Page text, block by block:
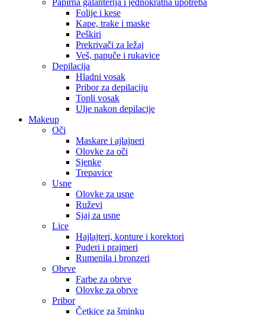
Papirna galanterija i jednokratna upotreba
Folije i kese
Kape, trake i maske
Peškiri
Prekrivači za ležaj
Veš, papuče i rukavice
Depilacija
Hladni vosak
Pribor za depilaciju
Topli vosak
Ulje nakon depilacije
Makeup
Oči
Maskare i ajlajneri
Olovke za oči
Sjenke
Trepavice
Usne
Olovke za usne
Ruževi
Sjaj za usne
Lice
Hajlajteri, konture i korektori
Puderi i prajmeri
Rumenila i bronzeri
Obrve
Farbe za obrve
Olovke za obrve
Pribor
Četkice za šminku